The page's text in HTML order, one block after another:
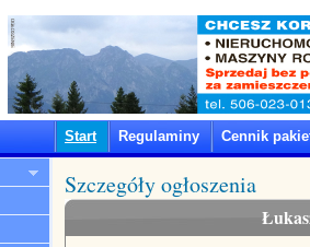
Start Regulaminy Cennik
Szczegóły ogłoszenia